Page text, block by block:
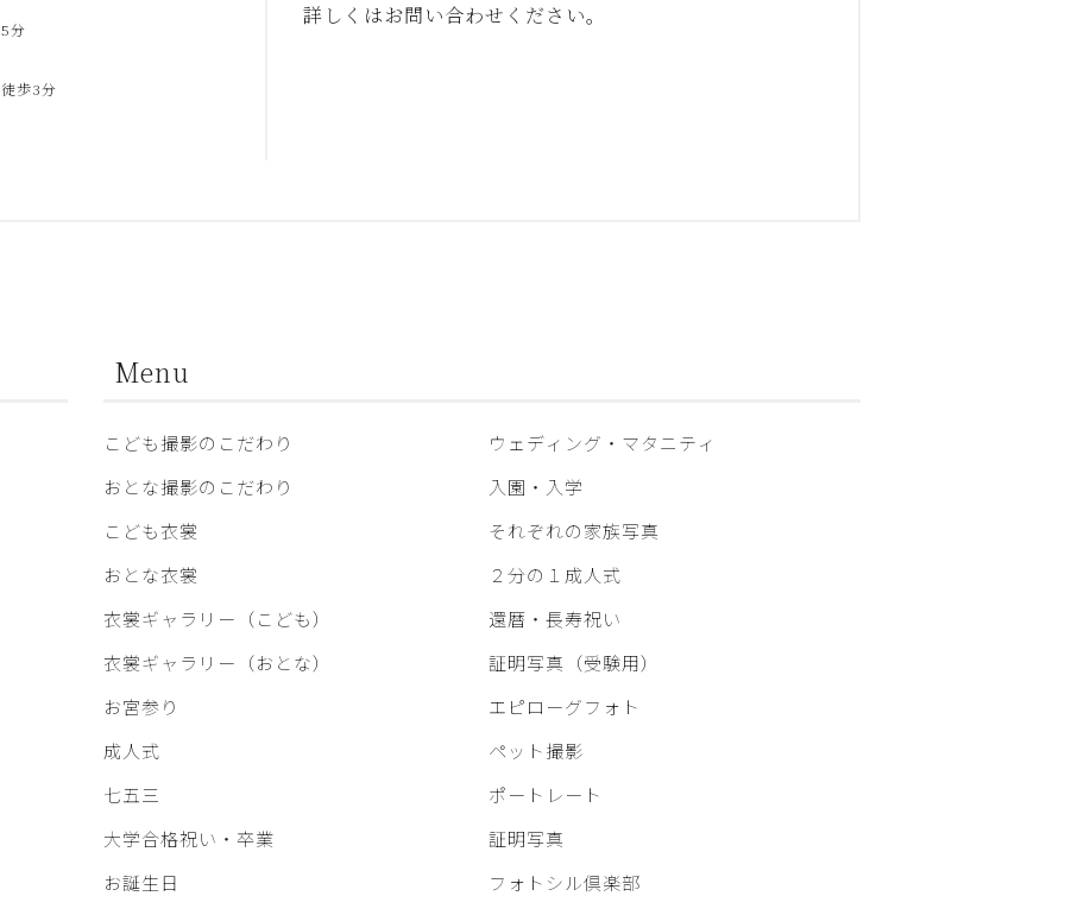
分
歩3分
詳しくはお問い合わせください。
Menu
こども撮影のこだわり
おとな撮影のこだわり
こども衣裳
おとな衣裳
衣裳ギャラリー（こども）
衣裳ギャラリー（おとな）
お宮参り
成人式
七五三
大学合格祝い・卒業
お誕生日
ウェディング・マタニティ
入園・入学
それぞれの家族写真
２分の１成人式
還暦・⾧寿祝い
証明写真（受験用）
エピローグフォト
ペット撮影
ポートレート
証明写真
フォトシル倶楽部